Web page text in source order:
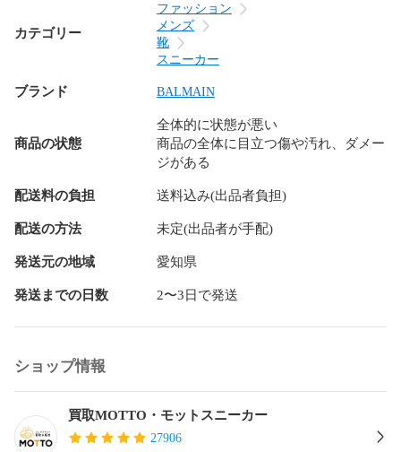
カテゴリー
ファッション
メンズ
靴
スニーカー
ブランド BALMAIN
商品の状態
全体的に状態が悪い
商品の全体に目立つ傷や汚れ、ダメー
ジがある
配送料の負担 送料込み(出品者負担)
配送の方法 未定(出品者が手配)
発送元の地域 愛知県
発送までの日数 2〜3日で発送
ショップ情報
買取MOTTO・モットスニーカー
27906